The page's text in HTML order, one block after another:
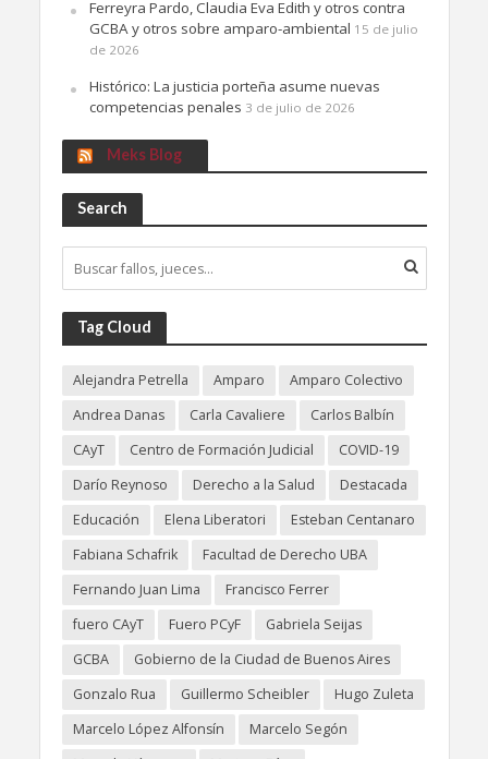
Ferreyra Pardo, Claudia Eva Edith y otros contra
GCBA y otros sobre amparo-ambiental 15 de julio
de 2026
Histórico: La justicia porteña asume nuevas
competencias penales 3 de julio de 2026
Meks Blog
Search
Tag Cloud
Alejandra Petrella Amparo
Amparo Colectivo
Andrea Danas
Carla Cavaliere
Carlos Balbín
CAyT
Centro de Formación Judicial
COVID-19
Darío Reynoso
Derecho a la Salud
Destacada
Educación
Elena Liberatori
Esteban Centanaro
Fabiana Schafrik
Facultad de Derecho UBA
Fernando Juan Lima
Francisco Ferrer
fuero CAyT
Fuero PCyF
Gabriela Seijas
GCBA
Gobierno de la Ciudad de Buenos Aires
Gonzalo Rua
Guillermo Scheibler
Hugo Zuleta
Marcelo López Alfonsín
Marcelo Segón